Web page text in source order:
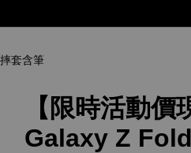
套含筆
【限時活動
Galaxy Z